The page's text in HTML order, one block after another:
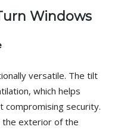
Windows
versatile. The tilt
which helps
compromising security.
the exterior of the